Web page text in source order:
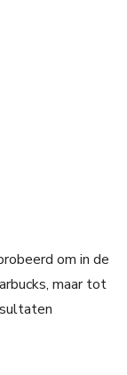
om in de
maar tot